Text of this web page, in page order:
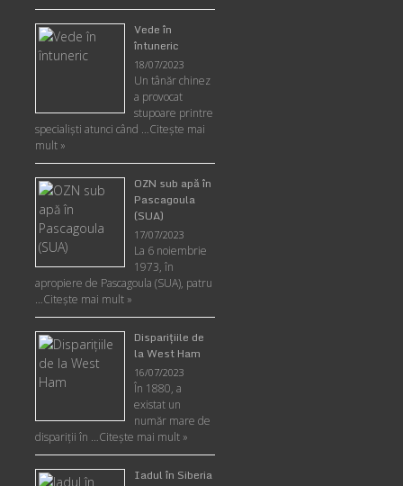
Vede în
întuneric
18/07/2023
Un tânăr chinez
a provocat
stupoare printre
specialişti atunci când …Citește mai
mult »
OZN sub apă în
Pascagoula
(SUA)
17/07/2023
La 6 noiembrie
1973, în
apropiere de Pascagoula (SUA), patru
…Citește mai mult »
Disparițiile de
la West Ham
16/07/2023
În 1880, a
existat un
număr mare de
dispariții în …Citește mai mult »
Iadul în Siberia